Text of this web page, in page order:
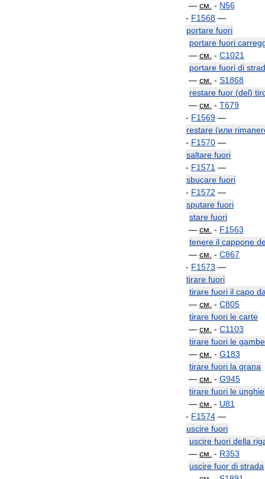
— см - N56
- F1568 —
portare fuori
portare fuori
— см - C1021
portare fuori di
— см - S1868
restare fuor (del)
— см - T679
- F1569 —
restare (или
- F1570 —
saltare fuori
- F1571 —
sbucare fuori
- F1572 —
sputare fuori
stare fuori
— см - F1563
tenere il cappone
— см - C867
- F1573 —
tirare fuori
tirare fuori il capo
— см - C805
tirare fuori le carte
— см - C1103
tirare fuori le gambe
— см - G183
tirare fuori la grana
— см - G945
tirare fuori le unghie
— см - U81
- F1574 —
uscire fuori
uscire fuori della
— см - R353
uscire fuor di strada